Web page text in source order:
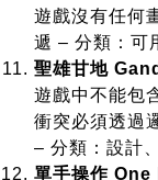
遊戲沒有任何
遞 – 分類：可
聖雄甘地
遊戲中不能包
衝突必須透過
– 分類：設計
單手操作One